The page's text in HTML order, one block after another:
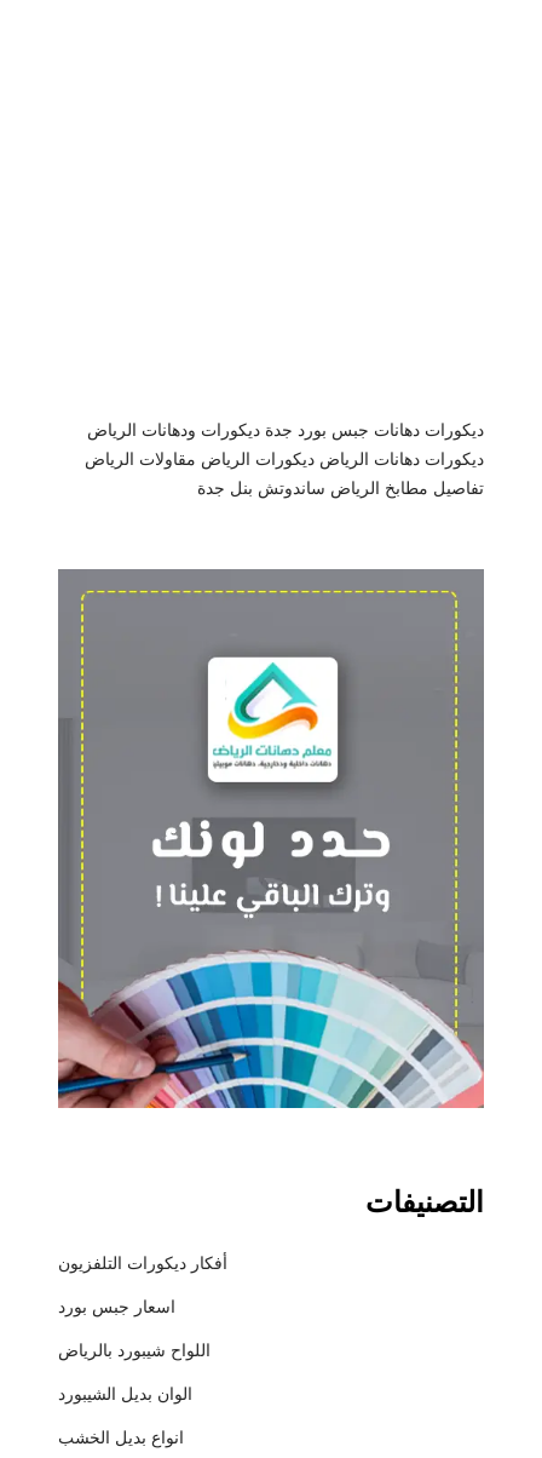
ديكورات دهانات جبس بورد جدة ديكورات ودهانات الرياض
ديكورات دهانات الرياض ديكورات الرياض مقاولات الرياض
تفاصيل مطابخ الرياض ساندوتش بنل جدة
التصنيفات
أفكار ديكورات التلفزيون
اسعار جبس بورد
اللواح شيبورد بالرياض
الوان بديل الشيبورد
انواع بديل الخشب